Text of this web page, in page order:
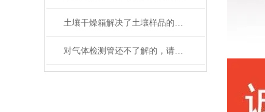
土壤干燥箱解决了土壤样品的制备工作效率底的问题
对气体检测管还不了解的，请看这里！